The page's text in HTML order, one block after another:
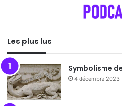
Les plus lus
Symbolisme
4 décembre 2023